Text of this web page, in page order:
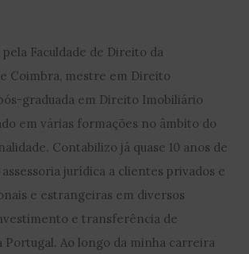
Faculdade de Direito da
Coimbra, mestre em Direito
graduada em Direito Imobiliário
em várias formações no âmbito do
Contabilizo já quase 10 anos de
jurídica a clientes privados e
e estrangeiras em diversos
e transferência de
Portugal. Ao longo da minha carreira